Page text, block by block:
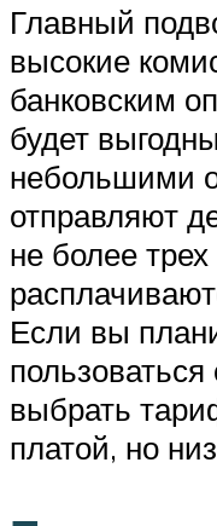
Главный
высокие
банковским
будет
небольшими
отправляют
не более
Если вы
выбрать
платой, но